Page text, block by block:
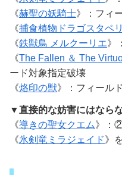
《赫聖の妖騎士》：フィ
《捕食植物ドラゴスタペ
《鉄獣鳥 メルクーリエ》
《The Fallen ＆ The
ード対象指定破壊
《烙印の獣》：フィール
▼直接的な妨害にはなら
《導きの聖女クエム》：
《氷剣竜ミラジェイド》